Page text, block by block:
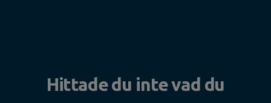
Hittade du inte vad du